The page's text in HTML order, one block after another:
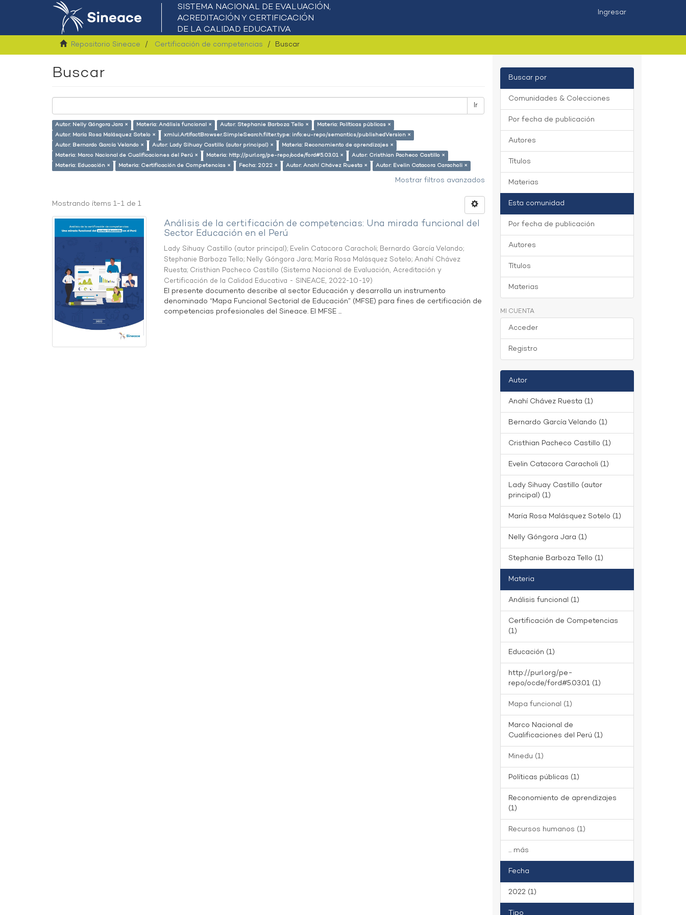
Ingresar
Repositorio Sineace Certificación de competencias Buscar
Buscar
Ir
Autor: Nelly Góngora Jara × Materia: Análisis funcional × Autor: Stephanie Barboza Tello ×
Materia: Políticas públicas ×
Autor: María Rosa Malásquez Sotelo ×
xmlui.ArtifactBrowser.SimpleSearch.filter.type: info:eu-repo/semantics/publishedVersion ×
Autor: Bernardo García Velando ×
Autor: Lady Sihuay Castillo (autor principal) ×
Materia: Reconomiento de aprendizajes ×
Materia: Marco Nacional de Cualificaciones del Perú ×
Materia: http://purl.org/pe-repo/ocde/ford#5.03.01 ×
Autor: Cristhian Pacheco Castillo ×
Materia: Educación ×
Materia: Certificación de Competencias × Fecha: 2022 × Autor: Anahí Chávez Ruesta × Autor: Evelin Catacora Caracholi ×
Mostrar filtros avanzados
Mostrando ítems 1-1 de 1
Análisis de la certificación de competencias: Una mirada funcional del
Sector Educación en el Perú
Lady Sihuay Castillo (autor principal); Evelin Catacora Caracholi; Bernardo García Velando;
Stephanie Barboza Tello; Nelly Góngora Jara; María Rosa Malásquez Sotelo;Anahí Chávez
Ruesta; Cristhian Pacheco Castillo (Sistema Nacional de Evaluación, Acreditación y
Certificación de la Calidad Educativa - SINEACE, 2022-10-19)
El presente documento describe al sector Educación y desarrolla un instrumento
denominado “Mapa Funcional Sectorial de Educación” (MFSE) para fines de certificación de
competencias profesionales del Sineace. El MFSE ...
Buscar por
Comunidades & Colecciones
Por fecha de publicación
Autores
Títulos
Materias
Esta comunidad
Por fecha de publicación
Autores
Títulos
Materias
MI CUENTA
Acceder
Registro
Autor
Anahí Chávez Ruesta (1)
Bernardo García Velando (1)
Cristhian Pacheco Castillo (1)
Evelin Catacora Caracholi (1)
Lady Sihuay Castillo (autor
principal) (1)
María Rosa Malásquez Sotelo (1)
Nelly Góngora Jara (1)
Stephanie Barboza Tello (1)
Materia
Análisis funcional (1)
Certificación de Competencias
(1)
Educación (1)
http://purl.org/pe-
repo/ocde/ford#5.03.01 (1)
Mapa funcional (1)
Marco Nacional de
Cualificaciones del Perú (1)
Minedu (1)
Políticas públicas (1)
Reconomiento de aprendizajes
(1)
Recursos humanos (1)
... más
Fecha
2022 (1)